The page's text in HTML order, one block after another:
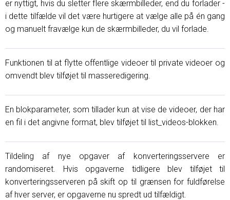
er nyttigt, hvis du sletter flere skærmbilleder, end du forlader -
i dette tilfælde vil det være hurtigere at vælge alle på én gang
og manuelt fravælge kun de skærmbilleder, du vil forlade.
Funktionen til at flytte offentlige videoer til private videoer og
omvendt blev tilføjet til masseredigering.
En blokparameter, som tillader kun at vise de videoer, der har
en fil i det angivne format, blev tilføjet til list_videos-blokken.
Tildeling af nye opgaver af konverteringsservere er
randomiseret. Hvis opgaverne tidligere blev tilføjet til
konverteringsserveren på skift op til grænsen for fuldførelse
af hver server, er opgaverne nu spredt ud tilfældigt.